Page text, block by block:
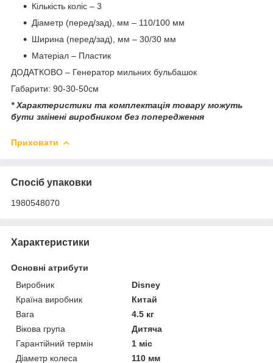
Кількість коліс – 3
Діаметр (перед/зад), мм – 110/100 мм
Ширина (перед/зад), мм – 30/30 мм
Матеріал – Пластик
ДОДАТКОВО – Генератор мильних бульбашок
Габарити: 90-30-50см
* Характеристики та комплектація товару можуть
бути змінені виробником без попередження
Приховати
Спосіб упаковки
1980548070
Характеристики
Основні атрибути
Виробник
Disney
Країна виробник
Китай
Вага
4.5 кг
Вікова група
Дитяча
Гарантійний термін
1 міс
Діаметр колеса
110 мм